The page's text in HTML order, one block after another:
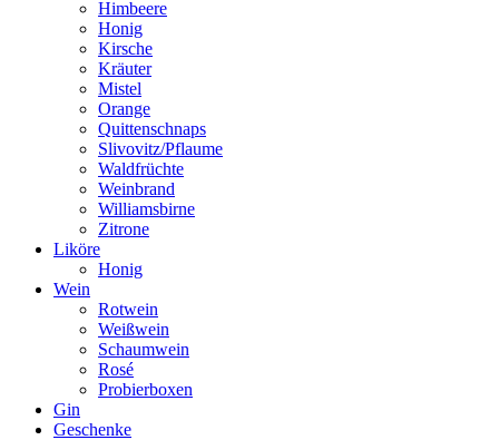
Himbeere
Honig
Kirsche
Kräuter
Mistel
Orange
Quittenschnaps
Slivovitz/Pflaume
Waldfrüchte
Weinbrand
Williamsbirne
Zitrone
Liköre
Honig
Wein
Rotwein
Weißwein
Schaumwein
Rosé
Probierboxen
Gin
Geschenke